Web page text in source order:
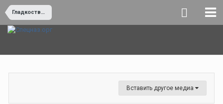
Гладкоствольное оружие
Вставить другое медиа